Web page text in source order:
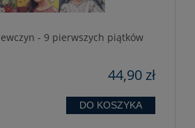
- 9 pierwszych piątków
44,90 zł
DO KOSZYKA